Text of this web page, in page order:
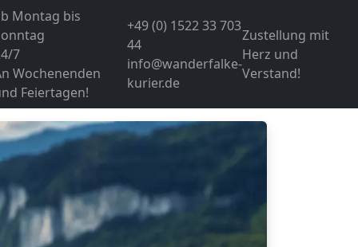
Montag bis
7
Wochenenden
Feiertagen!
+49 (0) 1522 33 703
44
info@wanderfalke-
kurier.de
Zustellung mit
Herz und
Verstand!